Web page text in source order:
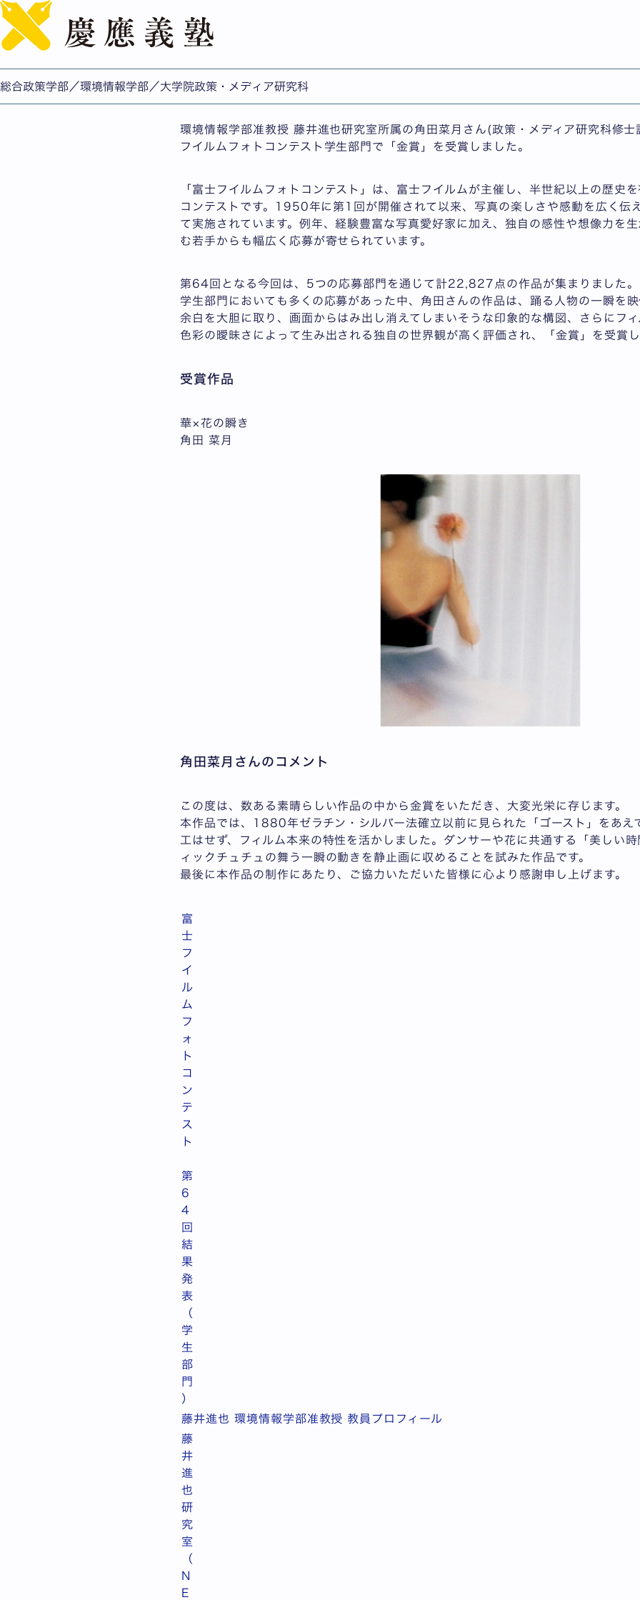
総合政策学部／環境情報学部／大学院政策・メディア研究科
角田菜月さん(政メ修士1年)が、第64回 富士フイルムフォトコンテスト学生部門で
環境情報学部准教授 藤井進也研究室所属の角田菜月さん(政策・メディア研究科修
フイルムフォトコンテスト学生部門で「金賞」を受賞しました。
「富士フイルムフォトコンテスト」は、富士フイルムが主催し、半世紀以上の歴史
コンテストです。1950年に第1回が開催されて以来、写真の楽しさや感動を広く伝
て実施されています。例年、経験豊富な写真愛好家に加え、独自の感性や想像力を
む若手からも幅広く応募が寄せられています。
第64回となる今回は、5つの応募部門を通じて計22,827点の作品が集まりました。
学生部門においても多くの応募があった中、角田さんの作品は、踊る人物の一瞬を映
余白を大胆に取り、画面からはみ出し消えてしまいそうな印象的な構図、さらにフ
色彩の曖昧さによって生み出される独自の世界観が高く評価され、「金賞」を受賞し
受賞作品
華×花の瞬き
角田 菜月
角田菜月さんのコメント
この度は、数ある素晴らしい作品の中から金賞をいただき、大変光栄に存じます。
本作品では、1880年ゼラチン・シルバー法確立以前に見られた「ゴースト」をあえ
工はせず、フィルム本来の特性を活かしました。ダンサーや花に共通する「美しい
ィックチュチュの舞う一瞬の動きを静止画に収めることを試みた作品です。
最後に本作品の制作にあたり、ご協力いただいた皆様に心より感謝申し上げます。
富
士
フ
イ
ル
ム
フ
ォ
ト
コ
ン
テ
ス
ト
第
6
4
回
結
果
発
表
（
学
生
部
門
）
藤井進也 環境情報学部准教授 教員プロフィール
藤
井
進
也
研
究
室
（
N
E